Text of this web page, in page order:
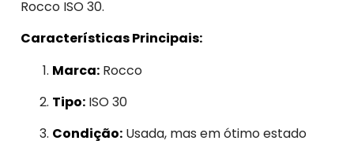
Rocco ISO 30.
Características Principais:
Marca: Rocco
Tipo: ISO 30
Condição: Usada, mas em ótimo estado